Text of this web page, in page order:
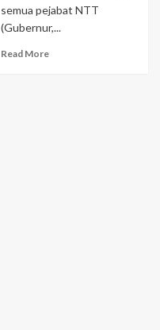
semua pejabat NTT
(Gubernur,...
Read More